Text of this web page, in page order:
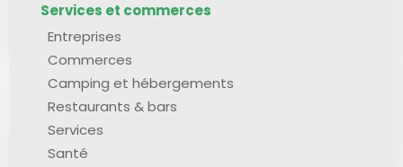
Services et commerces
Entreprises
Commerces
Camping et hébergements
Restaurants & bars
Services
Santé